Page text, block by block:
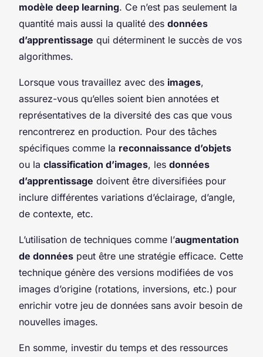
modèle deep learning. Ce n’est pas seulement la
quantité mais aussi la qualité des données
d’apprentissage qui déterminent le succès de vos
algorithmes.
Lorsque vous travaillez avec des images,
assurez-vous qu’elles soient bien annotées et
représentatives de la diversité des cas que vous
rencontrerez en production. Pour des tâches
spécifiques comme la reconnaissance d’objets
ou la classification d’images, les données
d’apprentissage doivent être diversifiées pour
inclure différentes variations d’éclairage, d’angle,
de contexte, etc.
L’utilisation de techniques comme l’augmentation
de données peut être une stratégie efficace. Cette
technique génère des versions modifiées de vos
images d’origine (rotations, inversions, etc.) pour
enrichir votre jeu de données sans avoir besoin de
nouvelles images.
En somme, investir du temps et des ressources